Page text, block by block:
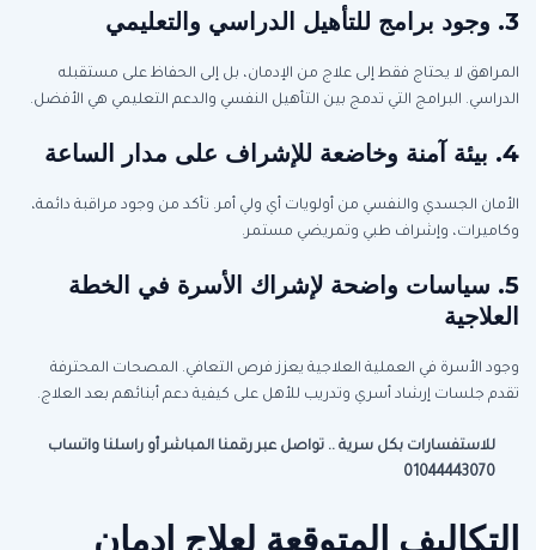
3. وجود برامج للتأهيل الدراسي والتعليمي
المراهق لا يحتاج فقط إلى علاج من الإدمان، بل إلى الحفاظ على مستقبله
الدراسي. البرامج التي تدمج بين التأهيل النفسي والدعم التعليمي هي الأفضل.
4. بيئة آمنة وخاضعة للإشراف على مدار الساعة
الأمان الجسدي والنفسي من أولويات أي ولي أمر. تأكد من وجود مراقبة دائمة،
وكاميرات، وإشراف طبي وتمريضي مستمر.
5. سياسات واضحة لإشراك الأسرة في الخطة
العلاجية
وجود الأسرة في العملية العلاجية يعزز فرص التعافي. المصحات المحترفة
تقدم جلسات إرشاد أسري وتدريب للأهل على كيفية دعم أبنائهم بعد العلاج.
للاستفسارات بكل سرية .. تواصل عبر رقمنا المباشر أو راسلنا واتساب
01044443070
التكاليف المتوقعة لعلاج إدمان